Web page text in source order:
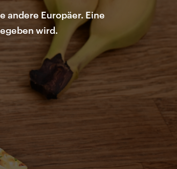
andere Europäer. Eine
wird.